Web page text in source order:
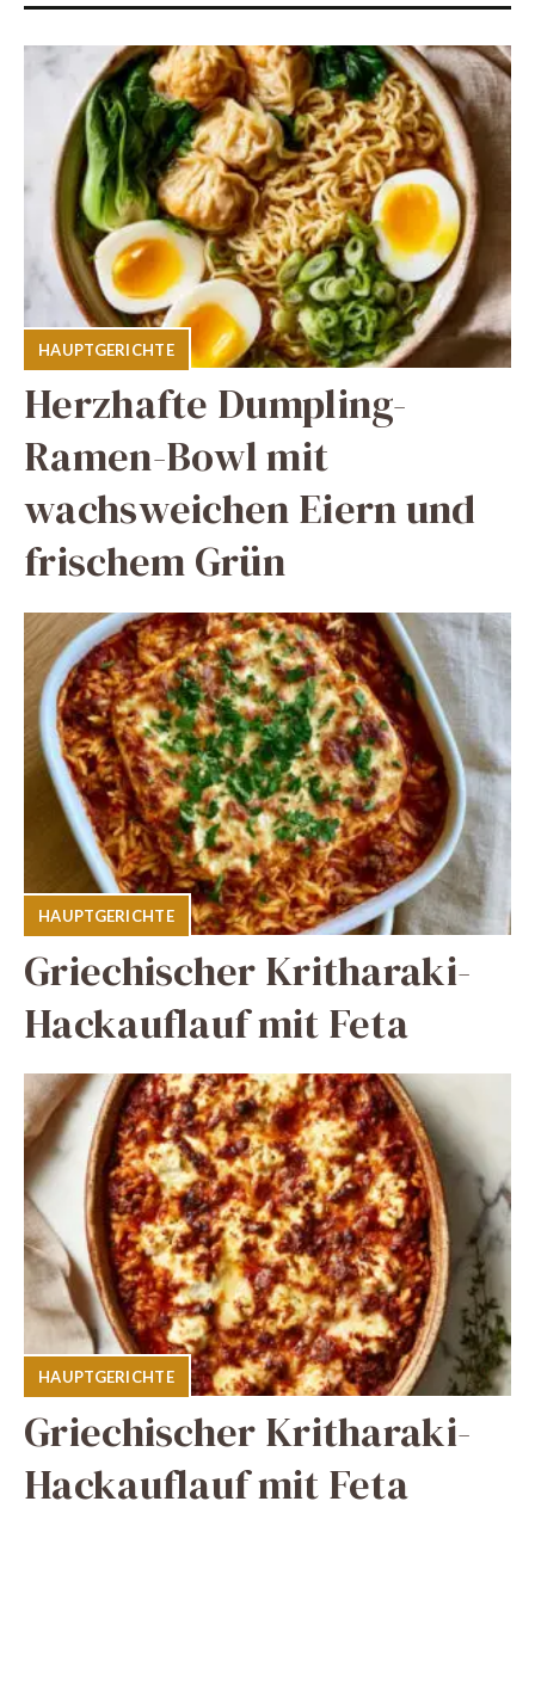
HAUPTGERICHTE
Herzhafte Dumpling-
Ramen-Bowl mit
wachsweichen Eiern und
frischem Grün
HAUPTGERICHTE
Griechischer Kritharaki-
Hackauflauf mit Feta
HAUPTGERICHTE
Griechischer Kritharaki-
Hackauflauf mit Feta